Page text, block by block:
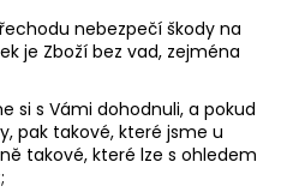
nebezpečí škody na
je Zboží bez vad, zejména
si s Vámi dohodnuli, a pokud
pak takové, které jsme u
takové, které lze s ohledem